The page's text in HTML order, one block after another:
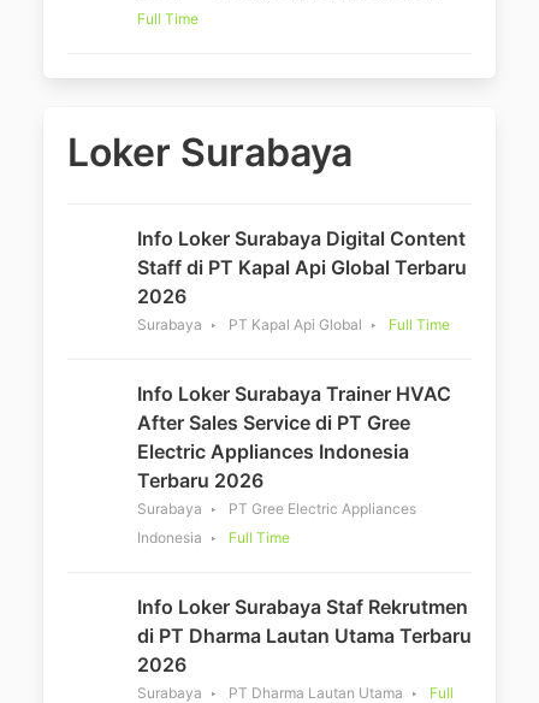
Full Time
Loker Surabaya
Info Loker Surabaya Digital Content
Staff di PT Kapal Api Global Terbaru
2026
Surabaya PT Kapal Api Global Full Time
Info Loker Surabaya Trainer HVAC
After Sales Service di PT Gree
Electric Appliances Indonesia
Terbaru 2026
Surabaya
PT Gree Electric Appliances
Indonesia
Full Time
Info Loker Surabaya Staf Rekrutmen
di PT Dharma Lautan Utama Terbaru
2026
Surabaya PT Dharma Lautan Utama
Full